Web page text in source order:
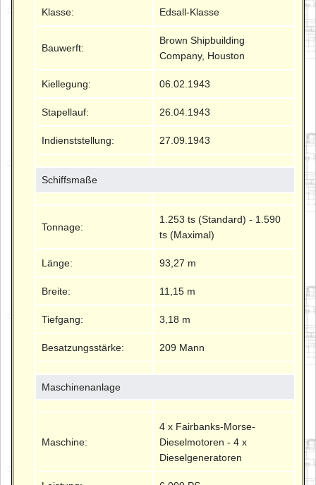
Klasse: Edsall-Klasse
Bauwerft:
Brown Shipbuilding
Company, Houston
Kiellegung: 06.02.1943
Stapellauf: 26.04.1943
Indienststellung: 27.09.1943
Schiffsmaße
Tonnage:
1.253 ts (Standard) - 1.590
ts (Maximal)
Länge: 93,27 m
Breite: 11,15 m
Tiefgang: 3,18 m
Besatzungsstärke: 209 Mann
Maschinenanlage
Maschine:
4 x Fairbanks-Morse-
Dieselmotoren - 4 x
Dieselgeneratoren